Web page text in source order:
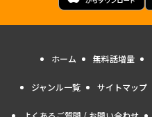
ホーム 無料話増量
ジャンル一覧 サイトマップ